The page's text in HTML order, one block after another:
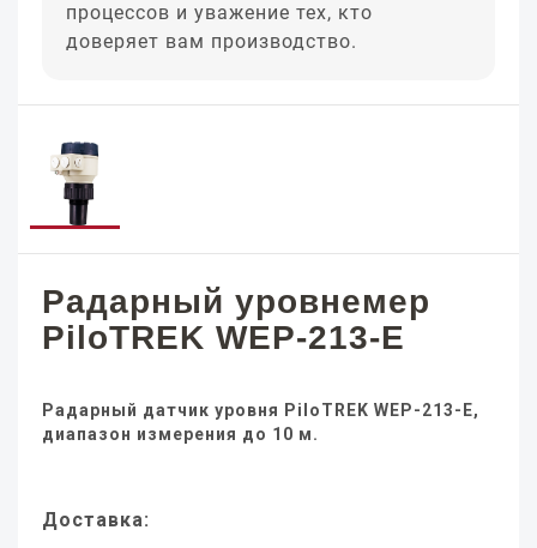
процессов и уважение тех, кто
доверяет вам производство.
Радарный уровнемер
PiloTREK WEP-213-E
Радарный датчик уровня PiloTREK WEP-213-E,
диапазон измерения до 10 м.
Доставка: